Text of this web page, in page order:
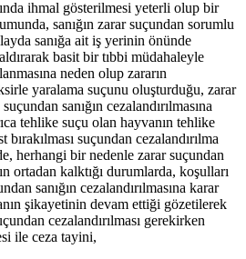
ihmal gösterilmesi yeterli olup bir
sanığın zarar suçundan sorumlu
sanığa ait iş yerinin önünde
basit bir tıbbi müdahaleyle
neden olup zararın
yaralama suçunu oluşturduğu, zarar
sanığın cezalandırılmasına
tehlike suçu olan hayvanın tehlike
suçundan cezalandırılma
herhangi bir nedenle zarar suçundan
ortadan kalktığı durumlarda, koşulları
sanığın cezalandırılmasına karar
şikayetinin devam ettiği gözetilerek
cezalandırılması gerekirken
ile ceza tayini,